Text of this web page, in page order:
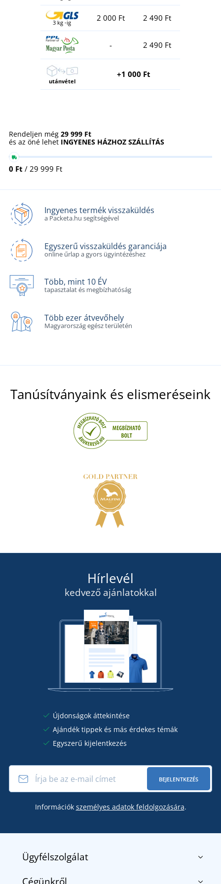
3 kg -ig 2 000 Ft 2 490 Ft
- 2 490 Ft
utánvétel
+1 000 Ft
Rendeljen még 29 999 Ft
és az öné lehet INGYENES HÁZHOZ SZÁLLÍTÁS
0 Ft / 29 999 Ft
Ingyenes termék visszaküldés
a Packeta.hu segítségével
Egyszerű visszaküldés garanciája
online űrlap a gyors ügyintézéshez
Több, mint 10 ÉV
tapasztalat és megbízhatóság
Több ezer átvevőhely
Magyarország egész területén
Tanúsítványaink és elismeréseink
Hírlevél
kedvező ajánlatokkal
Újdonságok áttekintése
Ajándék tippek és más érdekes témák
Egyszerű kijelentkezés
BEJELENTKEZÉS
Információk személyes adatok feldolgozására.
Ügyfélszolgálat